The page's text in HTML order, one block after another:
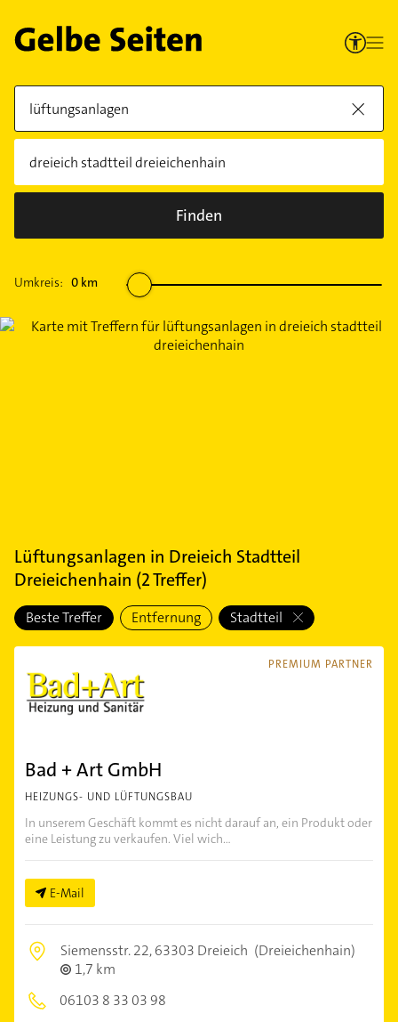
Finden
Umkreis: 0 km
Lüftungsanlagen in Dreieich Stadtteil
Dreieichenhain (2Treffer)
Beste Treffer Entfernung Stadtteil
PREMIUM PARTNER
Bad + Art GmbH
HEIZUNGS- UND LÜFTUNGSBAU
In unserem Geschäft kommt es nicht darauf an, ein Produkt oder
eine Leistung zu verkaufen. Viel wich...
E-Mail
Siemensstr. 22,63303 Dreieich (Dreieichenhain)
1,7 km
06103 8 33 03 98